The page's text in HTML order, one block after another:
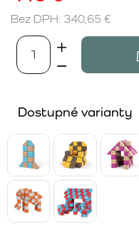
Bez DPH: 340,65 €
Dostupné varianty